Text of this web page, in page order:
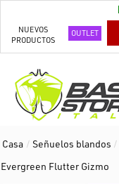
NUEVOS
PRODUCTOS
OUTLET
Casa / Señuelos blandos /
Evergreen Flutter Gizmo